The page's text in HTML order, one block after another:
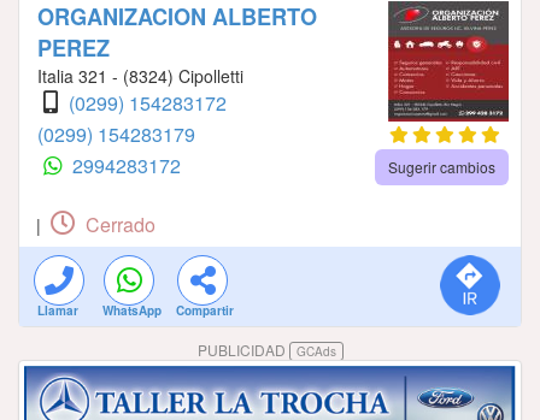
ORGANIZACION ALBERTO
PEREZ
Italia 321 - (8324) Cipolletti
(0299) 154283172
(0299) 154283179
2994283172
Sugerir cambios
| Cerrado
Llamar WhatsApp Compartir
PUBLICIDAD GCAds